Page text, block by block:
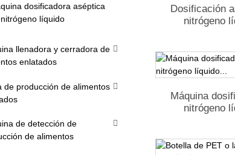
dosificadora aséptica
líquido
llenadora y cerradora de
enlatados
de producción de alimentos
de detección de
de alimentos
Dosificación
nitrógeno
Máquina
nitrógeno